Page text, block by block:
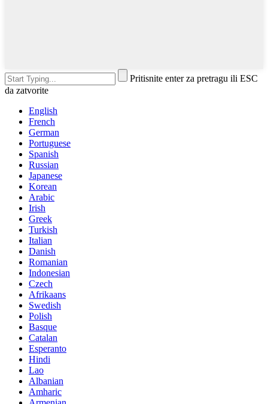
Pritisnite enter za pretragu ili ESC
da zatvorite
English
French
German
Portuguese
Spanish
Russian
Japanese
Korean
Arabic
Irish
Greek
Turkish
Italian
Danish
Romanian
Indonesian
Czech
Afrikaans
Swedish
Polish
Basque
Catalan
Esperanto
Hindi
Lao
Albanian
Amharic